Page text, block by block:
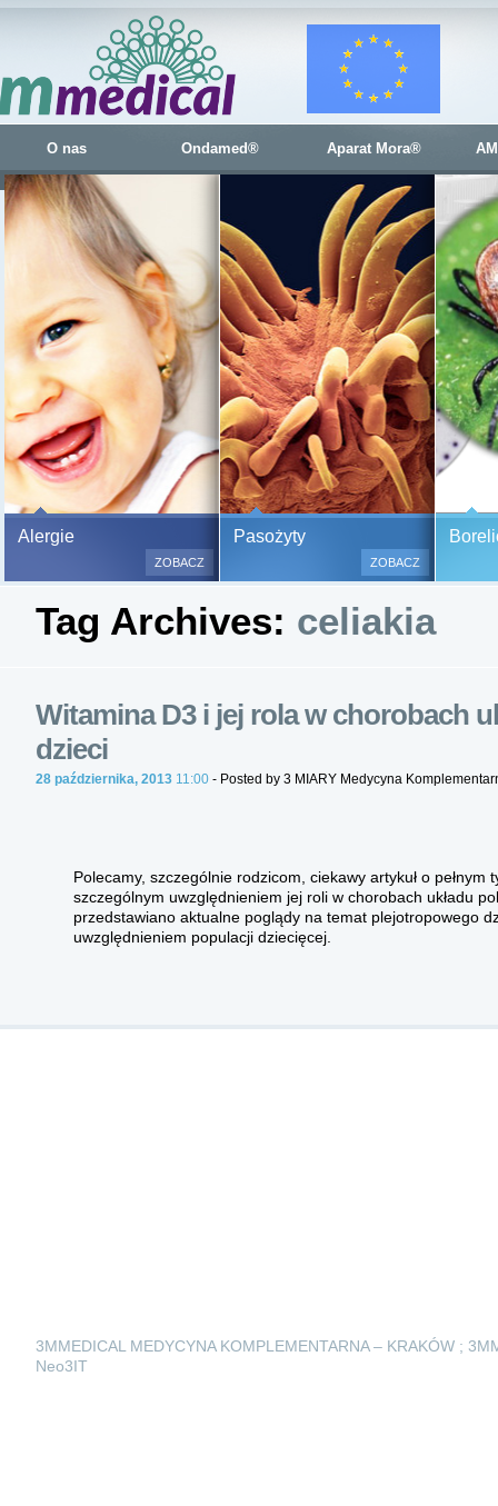
O nas Ondamed® Aparat Mora®
Alergie
Bezbolesne testy alergiczne
500 alergenów oraz zabiegi
odczulające.
Testy są bezbolesne i
(bez nakłuwania i nacinania,
ZOBACZ
Pasożyty
ZOBACZ
Tag Archives: celiakia
Witamina D3 i jej rola w chorobach
dzieci
28 października, 2013 11:00 - Posted by 3 MIARY Medycyna
Polecamy, szczególnie rodzicom, ciekawy artykuł o pełnym
szczególnym uwzględnieniem jej roli w chorobach układu
przedstawiano aktualne poglądy na temat plejotropowego
uwzględnieniem populacji dziecięcej.
3MMEDICAL MEDYCYNA KOMPLEMENTARNA – KRAKÓW ;
Neo3IT